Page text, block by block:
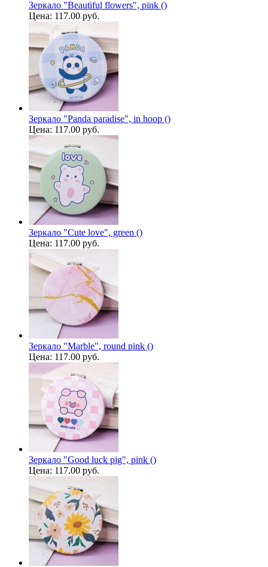
Зеркало "Beautiful flowers", pink ()
Цена: 117.00 руб.
Зеркало "Panda paradise", in hoop ()
Цена: 117.00 руб.
Зеркало "Cute love", green ()
Цена: 117.00 руб.
Зеркало "Marble", round pink ()
Цена: 117.00 руб.
Зеркало "Good luck pig", pink ()
Цена: 117.00 руб.